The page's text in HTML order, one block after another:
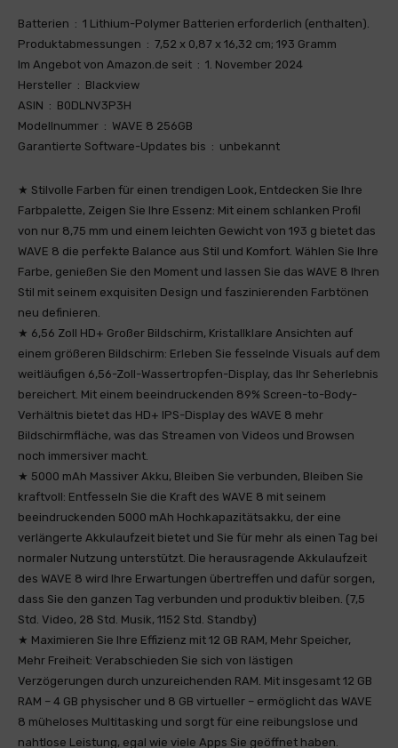
Batterien ‏ : ‎ 1 Lithium-Polymer Batterien erforderlich (enthalten).
Produktabmessungen ‏ : ‎ 7,52 x 0,87 x 16,32 cm; 193 Gramm
Im Angebot von Amazon.de seit ‏ : ‎ 1. November 2024
Hersteller ‏ : ‎ Blackview
ASIN ‏ : ‎ B0DLNV3P3H
Modellnummer ‏ : ‎ WAVE 8 256GB
Garantierte Software-Updates bis ‏ : ‎ unbekannt
★ Stilvolle Farben für einen trendigen Look, Entdecken Sie Ihre
Farbpalette, Zeigen Sie Ihre Essenz: Mit einem schlanken Profil
von nur 8,75 mm und einem leichten Gewicht von 193 g bietet das
WAVE 8 die perfekte Balance aus Stil und Komfort. Wählen Sie Ihre
Farbe, genießen Sie den Moment und lassen Sie das WAVE 8 Ihren
Stil mit seinem exquisiten Design und faszinierenden Farbtönen
neu definieren.
★ 6,56 Zoll HD+ Großer Bildschirm, Kristallklare Ansichten auf
einem größeren Bildschirm: Erleben Sie fesselnde Visuals auf dem
weitläufigen 6,56-Zoll-Wassertropfen-Display, das Ihr Seherlebnis
bereichert. Mit einem beeindruckenden 89% Screen-to-Body-
Verhältnis bietet das HD+ IPS-Display des WAVE 8 mehr
Bildschirmfläche, was das Streamen von Videos und Browsen
noch immersiver macht.
★ 5000 mAh Massiver Akku, Bleiben Sie verbunden, Bleiben Sie
kraftvoll: Entfesseln Sie die Kraft des WAVE 8 mit seinem
beeindruckenden 5000 mAh Hochkapazitätsakku, der eine
verlängerte Akkulaufzeit bietet und Sie für mehr als einen Tag bei
normaler Nutzung unterstützt. Die herausragende Akkulaufzeit
des WAVE 8 wird Ihre Erwartungen übertreffen und dafür sorgen,
dass Sie den ganzen Tag verbunden und produktiv bleiben. (7,5
Std. Video, 28 Std. Musik, 1152 Std. Standby)
★ Maximieren Sie Ihre Effizienz mit 12 GB RAM, Mehr Speicher,
Mehr Freiheit: Verabschieden Sie sich von lästigen
Verzögerungen durch unzureichenden RAM. Mit insgesamt 12 GB
RAM – 4 GB physischer und 8 GB virtueller – ermöglicht das WAVE
8 müheloses Multitasking und sorgt für eine reibungslose und
nahtlose Leistung, egal wie viele Apps Sie geöffnet haben.